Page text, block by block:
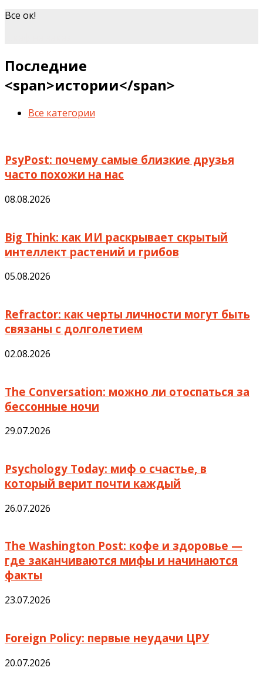
Все ок!
Последние
<span>истории</span>
Все категории
PsyPost: почему самые близкие друзья
часто похожи на нас
08.08.2026
Big Think: как ИИ раскрывает скрытый
интеллект растений и грибов
05.08.2026
Refractor: как черты личности могут быть
связаны с долголетием
02.08.2026
The Conversation: можно ли отоспаться за
бессонные ночи
29.07.2026
Psychology Today: миф о счастье, в
который верит почти каждый
26.07.2026
The Washington Post: кофе и здоровье —
где заканчиваются мифы и начинаются
факты
23.07.2026
Foreign Policy: первые неудачи ЦРУ
20.07.2026